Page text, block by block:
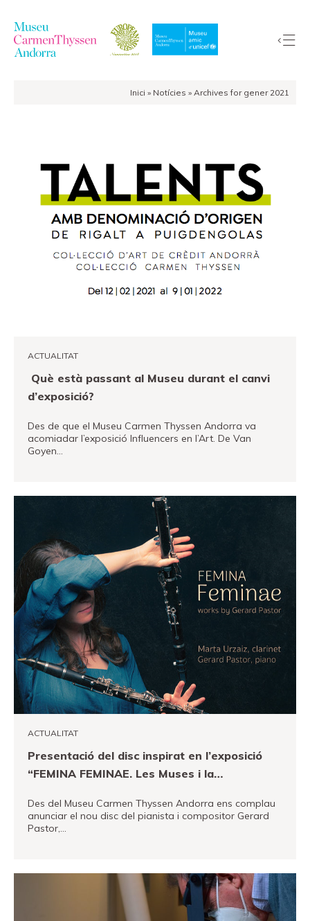
Inici » Notícies » Archives for gener 2021
ACTUALITAT
Què està passant al Museu durant el canvi
d’exposició?
Des de que el Museu Carmen Thyssen Andorra va
acomiadar l’exposició Influencers en l’Art. De Van
Goyen…
ACTUALITAT
Presentació del disc inspirat en l’exposició
“FEMINA FEMINAE. Les Muses i la
Des del Museu Carmen Thyssen Andorra ens complau
anunciar el nou disc del pianista i compositor Gerard
Pastor,…
Museu
Exposicions
Visites
EduCarmenThyssen
Activitats
Notícies
Amics
del
museu
Patrocinadors
Contacte
English
Entrades
Canal PRO